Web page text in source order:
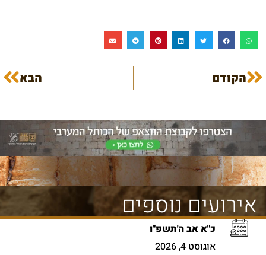
הקודם הבא
אירועים נוספים
כ"א אב ה'תשפ"ו
אוגוסט 4, 2026